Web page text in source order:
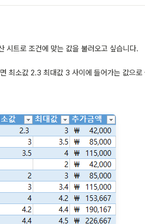
시트로 조건에 맞는 값을 불러오고 싶습니다.
최소값 2.3 최대값 3 사이에 들어가는 값으